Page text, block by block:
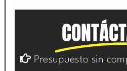
Presupuesto sin